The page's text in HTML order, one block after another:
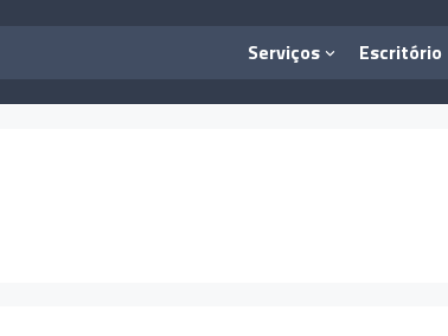
Serviços Escritório